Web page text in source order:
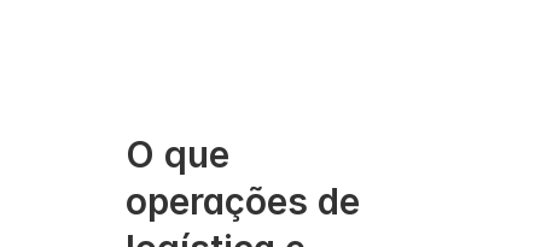
O que
operações de